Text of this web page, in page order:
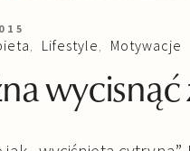
, Lifestyle , Motywacje
wycisnąć